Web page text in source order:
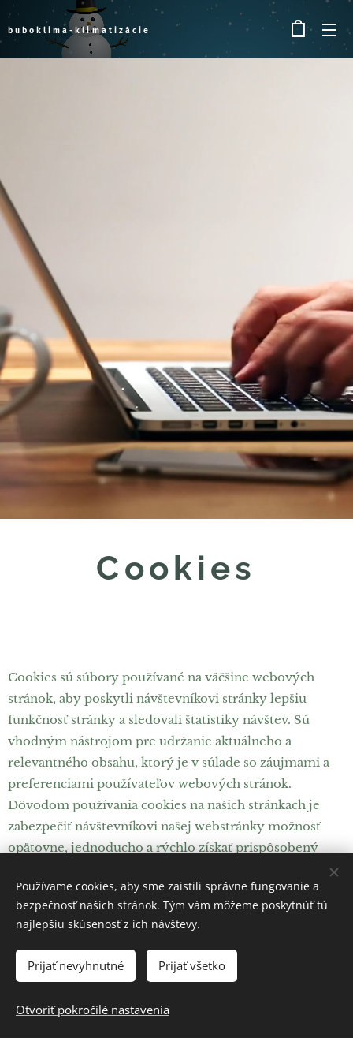
buboklima-klimatizácie
Cookies
Cookies sú súbory používané na väčšine webových
stránok, aby poskytli návštevníkovi stránky lepšiu
funkčnosť stránky a sledovali štatistiky návštev. Sú
vhodným nástrojom pre udržanie aktuálneho a
relevantného obsahu, ktorý je v súlade so záujmami a
preferenciami používateľov webových stránok.
Dôvodom používania cookies na našich stránkach je
zabezpečiť návštevníkovi našej webstránky možnosť
opätovne, jednoducho a rýchlo získať prispôsobený
zbieranie rôznych štatistík a výkazov užívateľa online -
môžeme nimi sledovať frekvenciu návštev určitého
obsahu na našich internetových stránkach. Používním
cookies chceme posúdiť účinnosť návrhu webu a
relevantnosť obsahu na podriadených weboch.
webovom serveri) spoločnosti, ktorá ich vytvorila,
žiadnej inej nie. Cookie je len "pasívny" súbor,
Používame cookies, aby sme zaistili správne fungovanie a
bezpečnosť našich stránok. Tým vám môžeme poskytnúť tú
najlepšiu skúsenosť z ich návštevy.
Prijať nevyhnutné Prijať všetko
Otvoriť pokročilé nastavenia